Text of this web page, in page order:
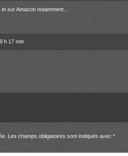
sur Amazon notamment…
h 17 min
Les champs obligatoires sont indiqués avec *